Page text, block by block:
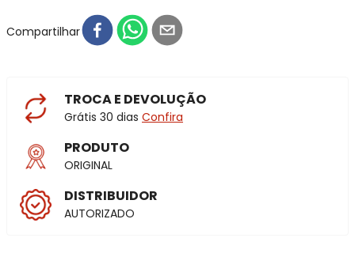
Compartilhar
TROCA E DEVOLUÇÃO
Grátis 30 dias Confira
PRODUTO
ORIGINAL
DISTRIBUIDOR
AUTORIZADO